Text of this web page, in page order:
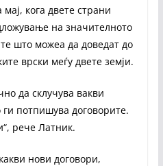
кога двете страни
на значителното
што можеа да доведат до
врски меѓу двете земји.
да склучува вакви
ги потпишува договорите.
рече Латник.
нови договори,